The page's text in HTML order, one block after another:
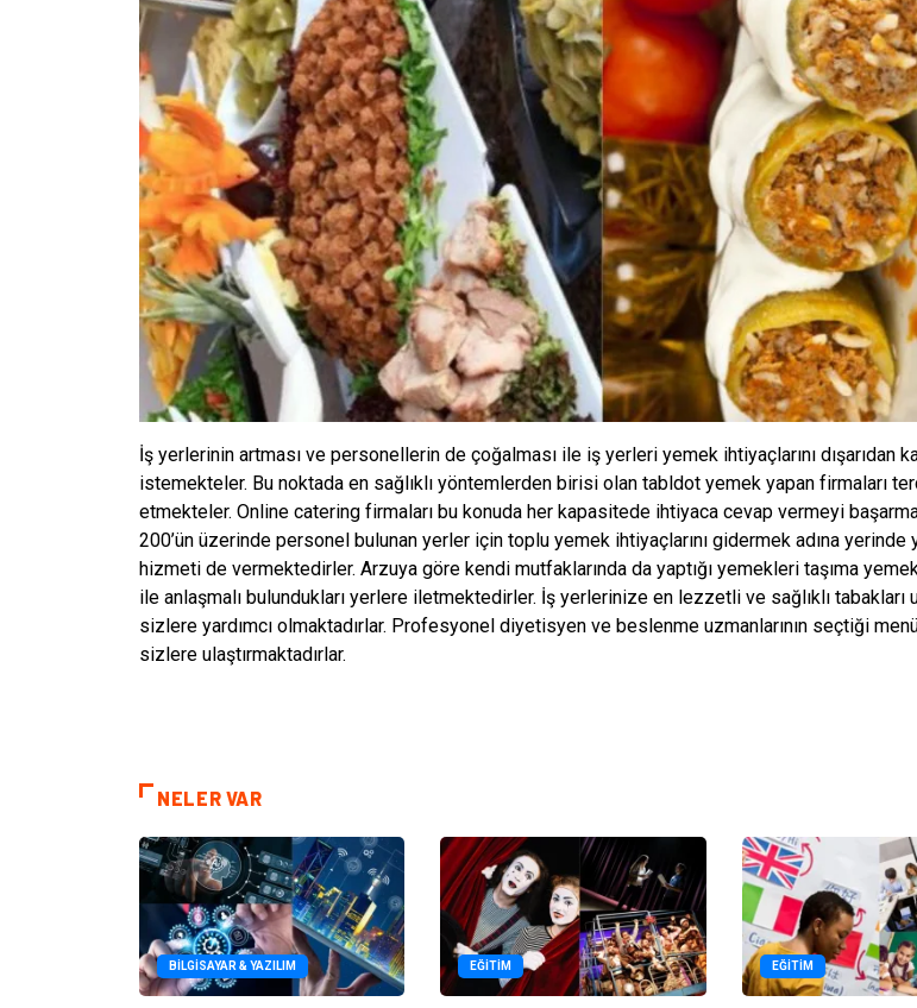
İş yerlerinin artması ve personellerin de çoğalması ile iş yerleri yemek ihtiyaçlarını dışarıdan
istemekteler. Bu noktada en sağlıklı yöntemlerden birisi olan tabldot yemek yapan firmaları
etmekteler. Online catering firmaları bu konuda her kapasitede ihtiyaca cevap vermeyi
200’ün üzerinde personel bulunan yerler için toplu yemek ihtiyaçlarını gidermek adına yerinde
hizmeti de vermektedirler. Arzuya göre kendi mutfaklarında da yaptığı yemekleri taşıma
ile anlaşmalı bulundukları yerlere iletmektedirler. İş yerlerinize en lezzetli ve sağlıklı tabakları
sizlere yardımcı olmaktadırlar. Profesyonel diyetisyen ve beslenme uzmanlarının seçtiği
sizlere ulaştırmaktadırlar.
NELER VAR
BILGISAYAR & YAZILIM EĞITIM EĞITIM